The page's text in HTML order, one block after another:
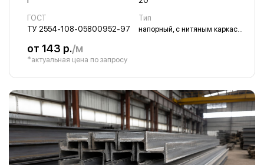
ГОСТ
ТУ 2554-108-05800952-97
Тип
напорный, с нитяным каркасом, длиномерный
от 143 р./м
*актуальная цена по запросу